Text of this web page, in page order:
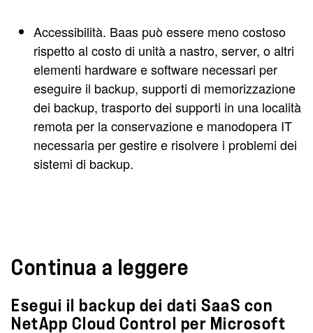
Accessibilità. Baas può essere meno costoso
rispetto al costo di unità a nastro, server, o altri
elementi hardware e software necessari per
eseguire il backup, supporti di memorizzazione
dei backup, trasporto dei supporti in una località
remota per la conservazione e manodopera IT
necessaria per gestire e risolvere i problemi dei
sistemi di backup.
Continua a leggere
Esegui il backup dei dati SaaS con
NetApp Cloud Control per Microsoft